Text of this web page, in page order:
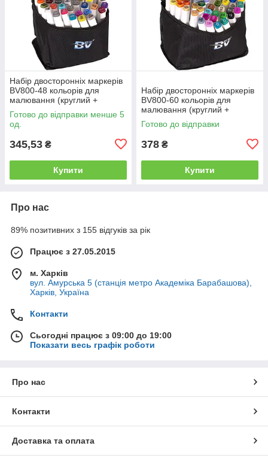
Набір двосторонніх маркерів
BV800-48 кольорів для
малювання (круглий +
скісний.) квадратний у сумці
Готово до відправки менше 5
од.
345,53 ₴
Купити
Набір двосторонніх маркерів
BV800-60 кольорів для
малювання (круглий +
скісний.) квадратний у сумці
Готово до відправки
378 ₴
Купити
Про нас
89% позитивних з 155 відгуків за рік
Працює з 27.05.2015
м. Харків
вул. Амурська 5 (станція метро Академіка Барабашова),
Харків, Україна
Контакти
Сьогодні працює з 09:00 до 19:00
Показати весь графік роботи
Про нас
Контакти
Доставка та оплата